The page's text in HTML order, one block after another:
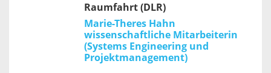
Raumfahrt (DLR)
Marie-Theres Hahn
wissenschaftliche Mitarbeiterin
(Systems Engineering und
Projektmanagement)